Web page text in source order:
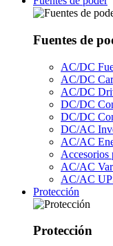
Fuentes de
AC/DC
AC/DC
AC/DC
DC/DC
DC/DC
DC/AC
AC/AC
Accesorios
AC/AC
AC/AC
Protección
Protección